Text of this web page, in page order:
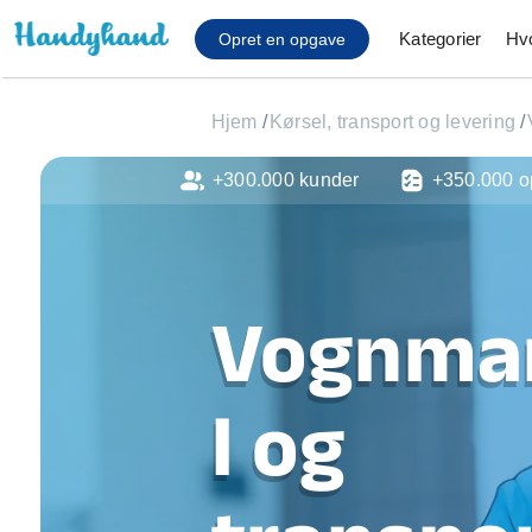
Opret en opgave Kategorier
Affaldsfjernelse
Gulvlaminering
Hårde hvidevare
Møbelsamling og
Ophængning af
Hjem / Kørsel, transport og levering /
l og
+300.000 kunder +350.000